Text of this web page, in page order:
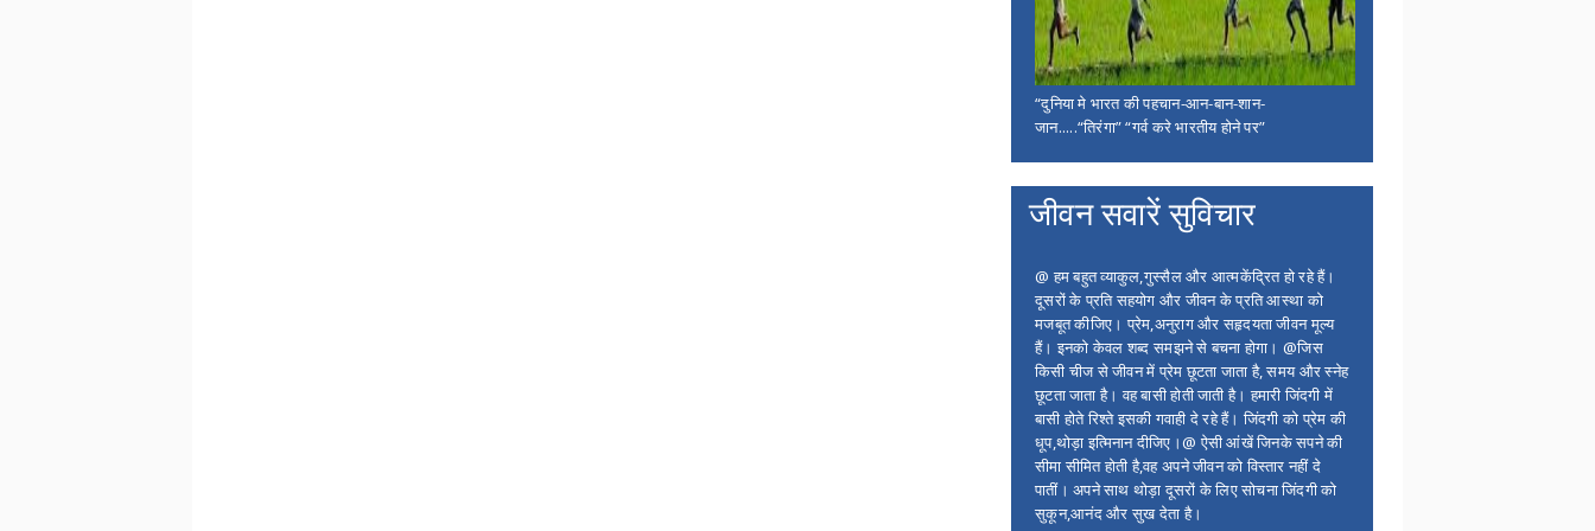
“दुनिया मे भारत की पहचान-आन-बान-शान-
जान.....“तिरंगा” “गर्व करे भारतीय होने पर”
जीवन सवारें सुविचार
@ हम बहुत व्याकुल,गुस्सैल और आत्मकेंद्रित हो रहे हैं।
दूसरों के प्रति सहयोग और जीवन के प्रति आस्था को
मजबूत कीजिए। प्रेम,अनुराग और सहृदयता जीवन मूल्य
हैं। इनको केवल शब्द समझने से बचना होगा। @जिस
किसी चीज से जीवन में प्रेम छूटता जाता है, समय और स्नेह
छूटता जाता है। वह बासी होती जाती है। हमारी जिंदगी में
बासी होते रिश्ते इसकी गवाही दे रहे हैं। जिंदगी को प्रेम की
धूप,थोड़ा इत्मिनान दीजिए।@ ऐसी आंखें जिनके सपने की
सीमा सीमित होती है,वह अपने जीवन को विस्तार नहीं दे
पातीं। अपने साथ थोड़ा दूसरों के लिए सोचना जिंदगी को
सुकून,आनंद और सुख देता है।